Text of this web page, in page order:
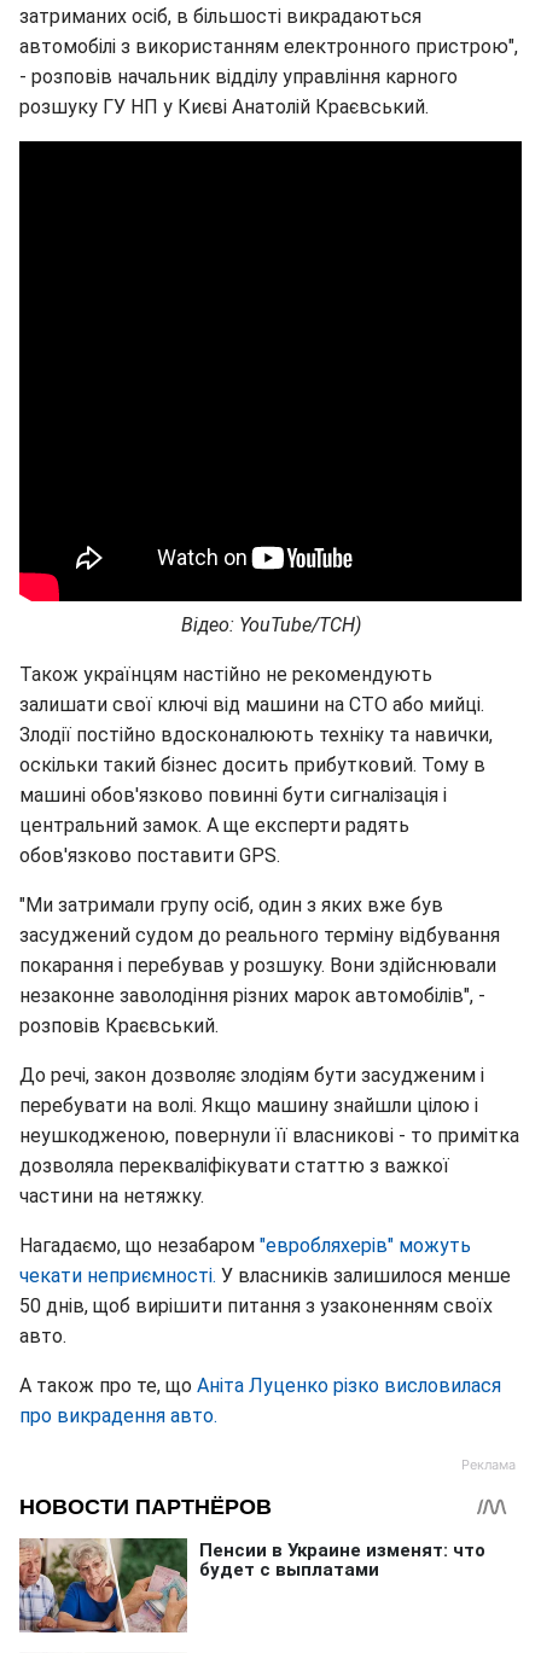
затриманих осіб, в більшості викрадаються
автомобілі з використанням електронного пристрою",
- розповів начальник відділу управління карного
розшуку ГУ НП у Києві Анатолій Краєвський.
Відео: YouTube/ТСН)
Також українцям настійно не рекомендують
залишати свої ключі від машини на СТО або мийці.
Злодії постійно вдосконалюють техніку та навички,
оскільки такий бізнес досить прибутковий. Тому в
машині обов'язково повинні бути сигналізація і
центральний замок. А ще експерти радять
обов'язково поставити GPS.
"Ми затримали групу осіб, один з яких вже був
засуджений судом до реального терміну відбування
покарання і перебував у розшуку. Вони здійснювали
незаконне заволодіння різних марок автомобілів", -
розповів Краєвський.
До речі, закон дозволяє злодіям бути засудженим і
перебувати на волі. Якщо машину знайшли цілою і
неушкодженою, повернули її власникові - то примітка
дозволяла перекваліфікувати статтю з важкої
частини на нетяжку.
Нагадаємо, що незабаром "евробляхерів" можуть
чекати неприємності. У власників залишилося менше
50 днів, щоб вирішити питання з узаконенням своїх
авто.
А також про те, що Аніта Луценко різко висловилася
про викрадення авто.